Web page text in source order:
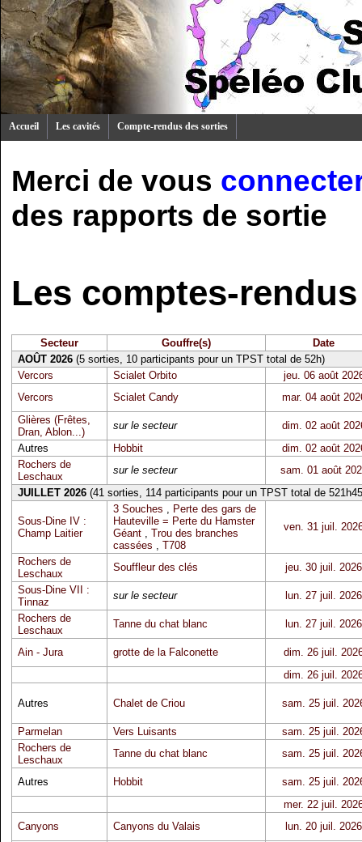
Accueil Les cavités Compte-rendus des sorties
Merci de vous
des rapports de sortie
Les comptes-
Secteur Gouffre(s)
Date
AOÛT 2026(5 sorties, 10 participants pour un TPST total de 52h)
Vercors
Scialet Orbito
jeu. 06 août
Vercors
Scialet Candy
mar. 04 août
Glières (Frêtes,
Dran, Ablon...)
sur le secteur
dim. 02 août
Autres
Hobbit
dim. 02 août
Rochers de
Leschaux
sur le secteur
sam. 01 août
JUILLET 2026(41 sorties, 114 participants pour un TPST total de
Sous-Dine IV :
Champ Laitier
3 Souches , Perte des gars de
Hauteville = Perte du Hamster
Géant, Trou des branches
cassées , T708
ven. 31 juil.
Rochers de
Leschaux
Souffleur des clés
jeu. 30 juil. 2026
Sous-Dine VII :
Tinnaz
sur le secteur
lun. 27 juil. 2026
Rochers de
Leschaux
Tanne du chat blanc lun. 27 juil. 2026
Ain - Jura grotte de la Falconette
dim. 26 juil.
dim. 26 juil.
Autres Chalet de Criou sam. 25 juil.
Parmelan Vers Luisants
sam. 25 juil.
Rochers de
Leschaux
Tanne du chat blanc sam. 25 juil.
Autres Hobbit
sam. 25 juil.
mer. 22 juil.
Canyons
Canyons du Valais
lun. 20 juil. 2026